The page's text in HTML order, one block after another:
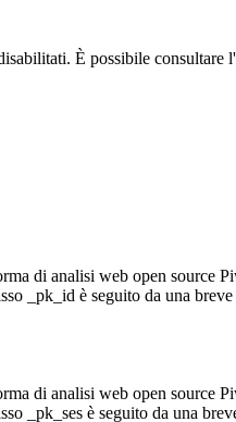
È possibile
di analisi web open
_pk_id è seguito da una
di analisi web open
_pk_ses è seguito da una